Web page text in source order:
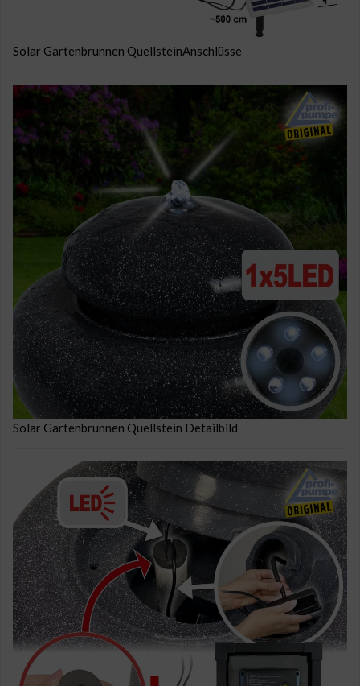
Solar Gartenbrunnen QuellsteinAnschlüsse
Solar Gartenbrunnen Quellstein Detailbild